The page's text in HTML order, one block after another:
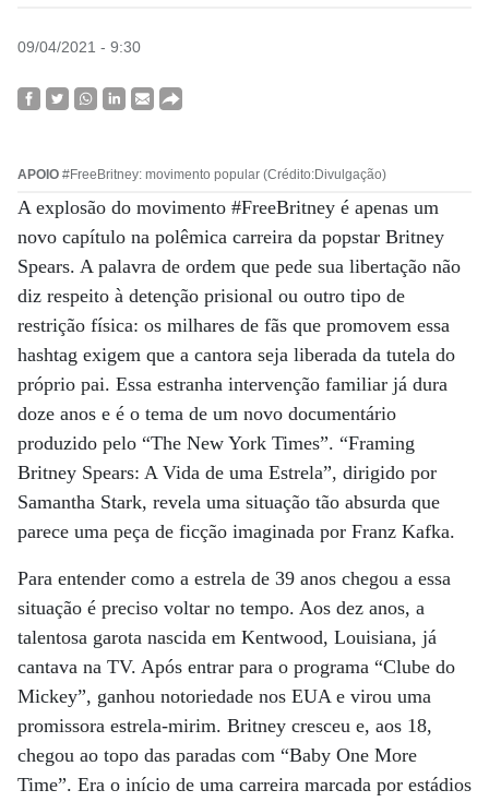
09/04/2021 - 9:30
APOIO #FreeBritney: movimento popular (Crédito:Divulgação)
A explosão do movimento #FreeBritney é apenas um
novo capítulo na polêmica carreira da popstar Britney
Spears. A palavra de ordem que pede sua libertação não
diz respeito à detenção prisional ou outro tipo de
restrição física: os milhares de fãs que promovem essa
hashtag exigem que a cantora seja liberada da tutela do
próprio pai. Essa estranha intervenção familiar já dura
doze anos e é o tema de um novo documentário
produzido pelo “The New York Times”. “Framing
Britney Spears: A Vida de uma Estrela”, dirigido por
Samantha Stark, revela uma situação tão absurda que
parece uma peça de ficção imaginada por Franz Kafka.
Para entender como a estrela de 39 anos chegou a essa
situação é preciso voltar no tempo. Aos dez anos, a
talentosa garota nascida em Kentwood, Louisiana, já
cantava na TV. Após entrar para o programa “Clube do
Mickey”, ganhou notoriedade nos EUA e virou uma
promissora estrela-mirim. Britney cresceu e, aos 18,
chegou ao topo das paradas com “Baby One More
Time”. Era o início de uma carreira marcada por estádios